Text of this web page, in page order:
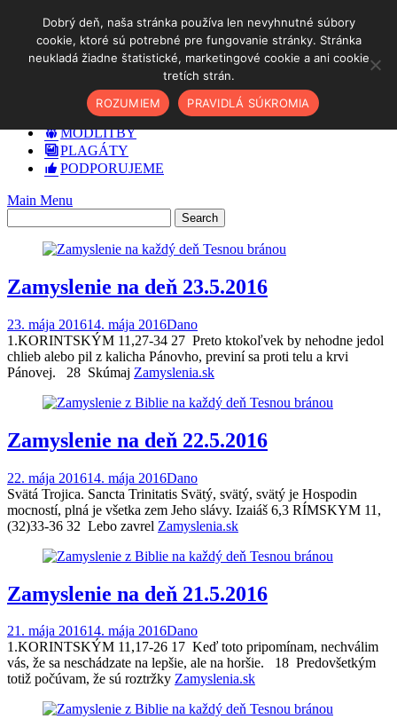
content
DOMOV
✓ AKO NA TO
PODCAST
BLOG
MODLITBY
PLAGÁTY
PODPORUJEME
Main Menu
Zamyslenie na deň 23.5.2016
23. mája 201614. mája 2016Dano
1.KORINTSKÝM 11,27-34 27 Preto ktokoľvek by nehodne jedol
chlieb alebo pil z kalicha Pánovho, previní sa proti telu a krvi
Pánovej. 28 Skúmaj Zamyslenia.sk
Zamyslenie na deň 22.5.2016
22. mája 201614. mája 2016Dano
Svätá Trojica. Sancta Trinitatis Svätý, svätý, svätý je Hospodin
mocností, plná je všetka zem Jeho slávy. Izaiáš 6,3 RÍMSKYM 11,
(32)33-36 32 Lebo zavrel Zamyslenia.sk
Zamyslenie na deň 21.5.2016
21. mája 201614. mája 2016Dano
1.KORINTSKÝM 11,17-26 17 Keď toto pripomínam, nechválim
vás, že sa neschádzate na lepšie, ale na horšie. 18 Predovšetkým
totiž počúvam, že sú roztržky Zamyslenia.sk
Dobrý deň, naša stránka používa len nevyhnutné súbory
cookie, ktoré sú potrebné pre fungovanie stránky. Stránka
neukladá žiadne štatistické, marketingové cookie a ani cookie
tretích strán.
ROZUMIEM
PRAVIDLÁ SÚKROMIA